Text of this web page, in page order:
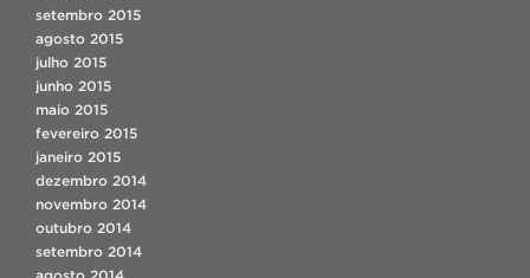
setembro 2015
agosto 2015
julho 2015
junho 2015
maio 2015
fevereiro 2015
janeiro 2015
dezembro 2014
novembro 2014
outubro 2014
setembro 2014
agosto 2014